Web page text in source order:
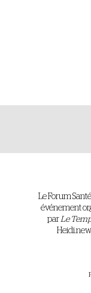
Le Forum
événement
parLe